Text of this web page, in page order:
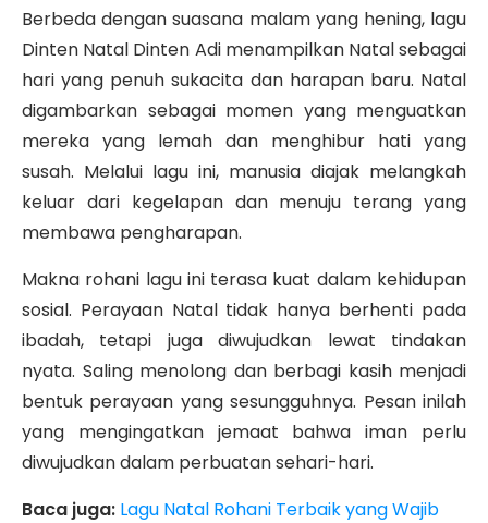
Berbeda dengan suasana malam yang hening, lagu
Dinten Natal Dinten Adi menampilkan Natal sebagai
hari yang penuh sukacita dan harapan baru. Natal
digambarkan sebagai momen yang menguatkan
mereka yang lemah dan menghibur hati yang
susah. Melalui lagu ini, manusia diajak melangkah
keluar dari kegelapan dan menuju terang yang
membawa pengharapan.
Makna rohani lagu ini terasa kuat dalam kehidupan
sosial. Perayaan Natal tidak hanya berhenti pada
ibadah, tetapi juga diwujudkan lewat tindakan
nyata. Saling menolong dan berbagi kasih menjadi
bentuk perayaan yang sesungguhnya. Pesan inilah
yang mengingatkan jemaat bahwa iman perlu
diwujudkan dalam perbuatan sehari-hari.
Baca juga: Lagu Natal Rohani Terbaik yang Wajib